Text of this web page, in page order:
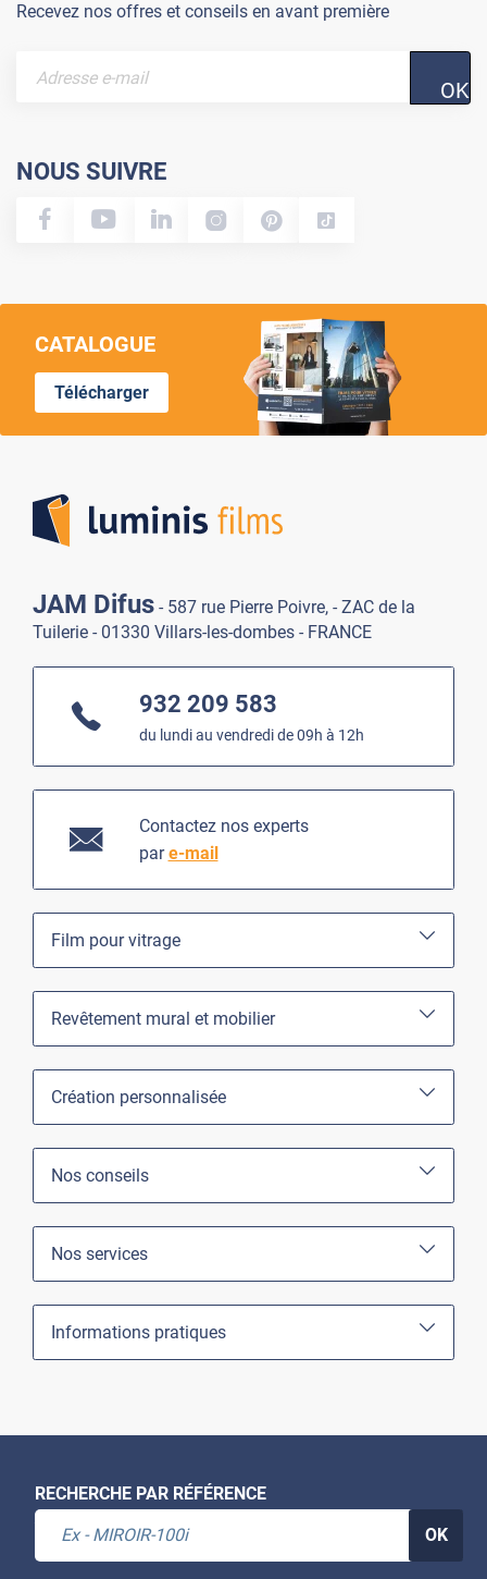
Recevez nos offres et conseils en avant première
OK
NOUS SUIVRE
CATALOGUE
Télécharger
JAM Difus - 587 rue Pierre Poivre, - ZAC de la
Tuilerie - 01330 Villars-les-dombes - FRANCE
932 209 583
du lundi au vendredi de 09h à 12h
Contactez nos experts
pare-mail
Film pour vitrage
Revêtement mural et mobilier
Création personnalisée
Nos conseils
Nos services
Informations pratiques
RECHERCHE PAR RÉFÉRENCE
OK